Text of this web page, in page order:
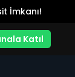
İmkanı!
Katıl